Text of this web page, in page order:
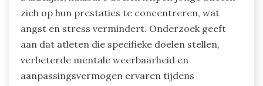
zich op hun prestaties te concentreren, wat
angst en stress vermindert. Onderzoek geeft
aan dat atleten die specifieke doelen stellen,
verbeterde mentale weerbaarheid en
aanpassingsvermogen ervaren tijdens